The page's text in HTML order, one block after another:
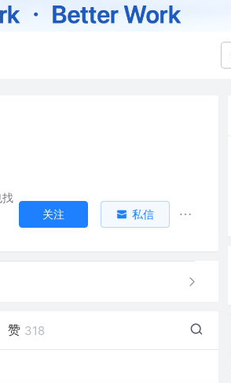
找
关注 私信
赞 318